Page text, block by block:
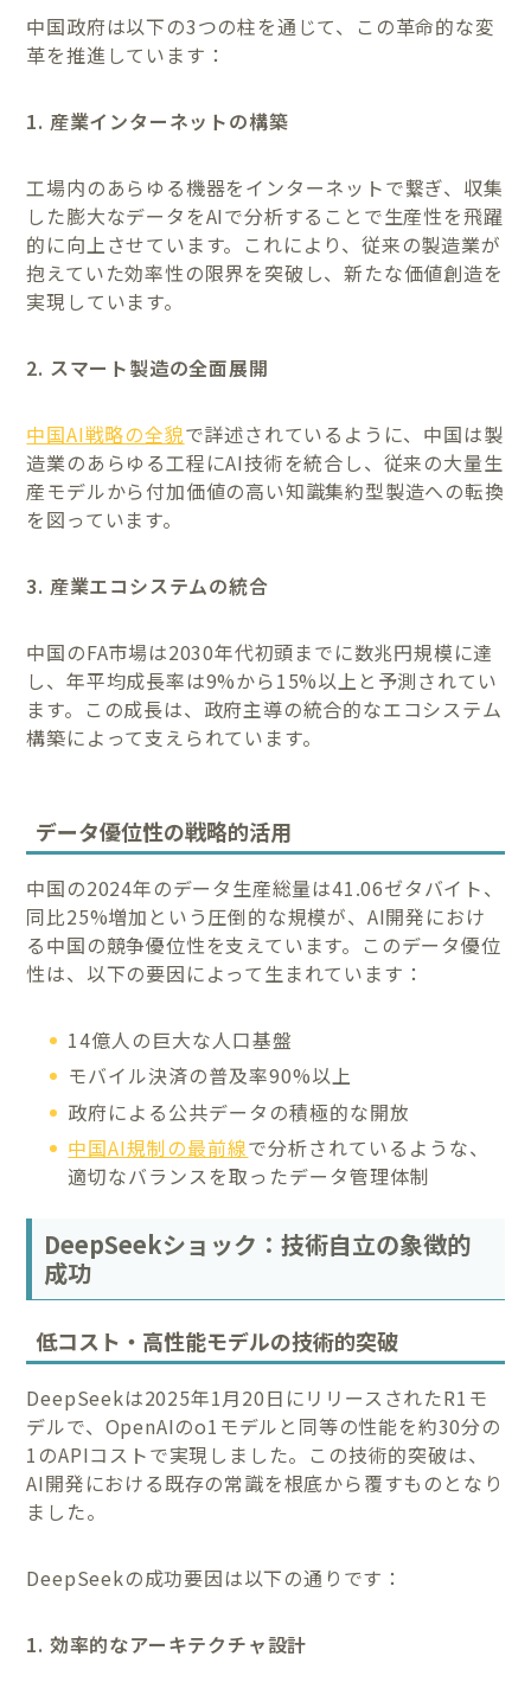
中国政府は以下の3つの柱を通じて、この革命的な変
革を推進しています：
1. 産業インターネットの構築
工場内のあらゆる機器をインターネットで繋ぎ、収集
した膨大なデータをAIで分析することで生産性を飛躍
的に向上させています。これにより、従来の製造業が
抱えていた効率性の限界を突破し、新たな価値創造を
実現しています。
2. スマート製造の全面展開
中国AI戦略の全貌で詳述されているように、中国は製
造業のあらゆる工程にAI技術を統合し、従来の大量生
産モデルから付加価値の高い知識集約型製造への転換
を図っています。
3. 産業エコシステムの統合
中国のFA市場は2030年代初頭までに数兆円規模に達
し、年平均成長率は9%から15%以上と予測されてい
ます。この成長は、政府主導の統合的なエコシステム
構築によって支えられています。
データ優位性の戦略的活用
中国の2024年のデータ生産総量は41.06ゼタバイト、
同比25%増加という圧倒的な規模が、AI開発におけ
る中国の競争優位性を支えています。このデータ優位
性は、以下の要因によって生まれています：
14億人の巨大な人口基盤
モバイル決済の普及率90%以上
政府による公共データの積極的な開放
中国AI規制の最前線で分析されているような、
適切なバランスを取ったデータ管理体制
DeepSeekショック：技術自立の象徴的
成功
低コスト・高性能モデルの技術的突破
DeepSeekは2025年1月20日にリリースされたR1モ
デルで、OpenAIのo1モデルと同等の性能を約30分の
1のAPIコストで実現しました。この技術的突破は、
AI開発における既存の常識を根底から覆すものとなり
ました。
DeepSeekの成功要因は以下の通りです：
1. 効率的なアーキテクチャ設計